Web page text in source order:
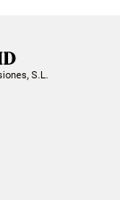
S.L.